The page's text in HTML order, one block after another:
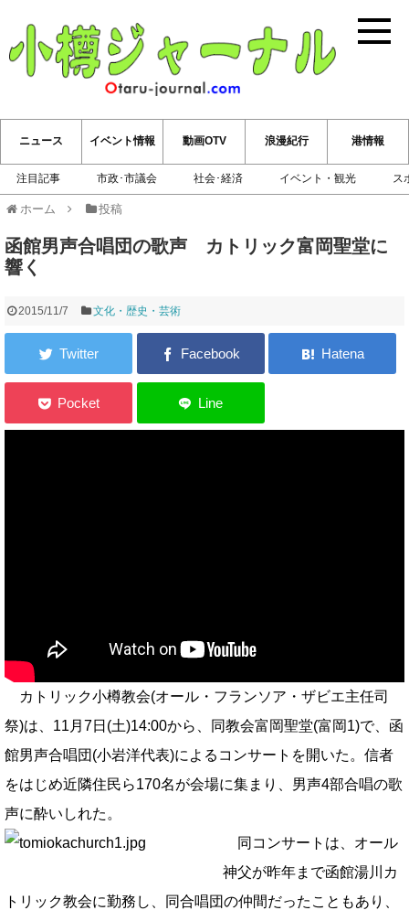
小樽ジ
ニュース
注目記事 市政･市議会 社会･経済 イベント・観光 ス
イベント情報 動画OTV 浪漫紀行 港情報
ホーム 投稿
函館男声合唱団の歌声 カトリック富岡聖堂に
響く
2015/11/7 文化・歴史・芸術
カトリック小樽教会(オール・フランソア・ザビエ主任司
祭)は、11月7日(土)14:00から、同教会富岡聖堂(富岡1)で、函
館男声合唱団(小岩洋代表)によるコンサートを開いた。信者
をはじめ近隣住民ら170名が会場に集まり、男声4部合唱の歌
声に酔いしれた。
同コンサートは、オール
神父が昨年まで函館湯川カ
トリック教会に勤務し、同合唱団の仲間だったこともあり、